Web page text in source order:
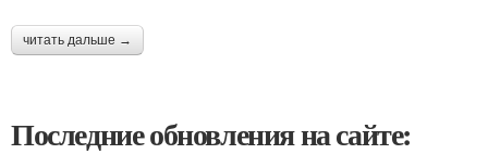
читать дальше →
Последние обновления на сайте: